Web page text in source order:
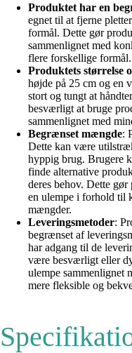
Produktet har en
egnet til at fjerne
formål. Dette gør
sammenlignet med
flere forskellige formål.
Produktets størrelse
højde på 25 cm og en
stort og tungt at
besværligt at bruge
sammenlignet med
Begrænset mængde:
Dette kan være
hyppig brug. Brugere
finde alternative
deres behov. Dette
en ulempe i forhold til
mængder.
Leveringsmetoder:
begrænset af
har adgang til de
være besværligt eller
ulempe sammenlignet
mere fleksible og